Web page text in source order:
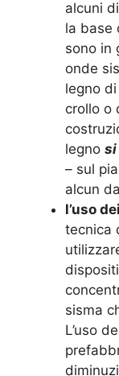
alcuni
la base
sono in
onde
legno
crollo o
legno si
– sul
alcun
l’uso
tecnica
sisma
L’uso